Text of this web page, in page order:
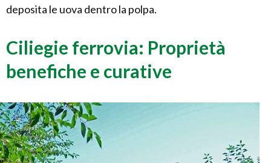
deposita le uova dentro la polpa.
Ciliegie ferrovia: Proprietà
benefiche e curative